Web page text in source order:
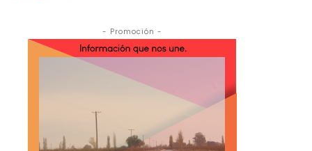
- Promoción -